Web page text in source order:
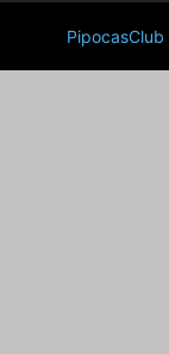
PipocasClub